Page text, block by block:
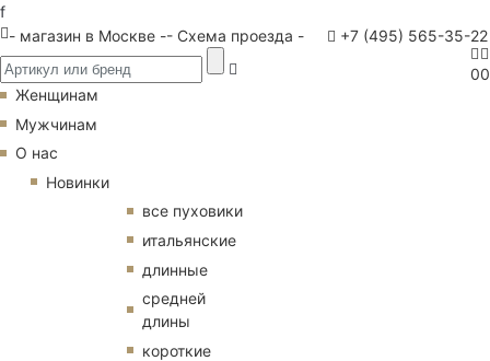
f
- магазин в Москве -- Схема проезда - +7 (495) 565-35-22
00
Женщинам
Мужчинам
О нас
Новинки
все пуховики
итальянские
длинные
средней
длины
короткие